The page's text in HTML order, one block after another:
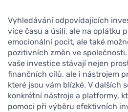
Vyhledávání odpovídajících
více času a úsilí, ale na oplátku
emocionální pocit, ale také
pozitivních změn ve
vaše investice stávají nejen
finančních cílů, ale i nástrojem
které jsou vám blízké. V dalších
konkrétní nástroje a platformy,
pomoci při výběru efektivních